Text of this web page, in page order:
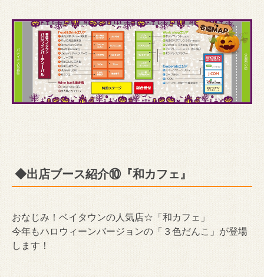
◆出店ブース紹介⑩『和カフェ』
おなじみ！ベイタウンの人気店☆「和カフェ」
今年もハロウィーンバージョンの「３色だんこ」が登場
します！